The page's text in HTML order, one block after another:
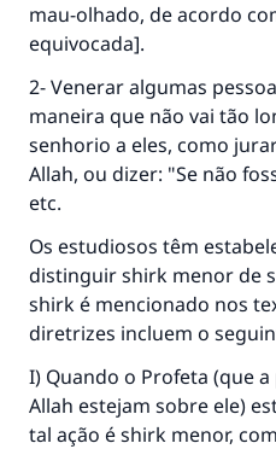
mau-olhado, de acordo
equivocada].
2- Venerar algumas
maneira que não vai tão
senhorio a eles, como
Allah, ou dizer: "Se não
etc.
Os estudiosos têm
distinguir shirk menor de
shirk é mencionado nos
diretrizes incluem o
I) Quando o Profeta (que
Allah estejam sobre ele)
tal ação é shirk menor,